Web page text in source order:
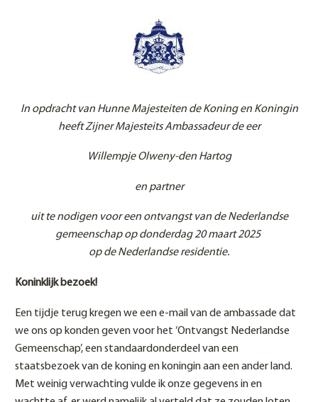
In opdracht van Hunne Majesteiten de Koning en Koningin
heeft Zijner Majesteits Ambassadeur de eer
Willempje Olweny-den Hartog
en partner
uit te nodigen voor een ontvangst van de Nederlandse
gemeenschap opdonderdag 20 maart 2025
op de Nederlandse residentie.
Koninklijk bezoek!
Een tijdje terug kregen we een e-mail van de ambassade dat
we ons op konden geven voor het ‘Ontvangst Nederlandse
Gemeenschap’, een standaardonderdeel van een
staatsbezoek van de koning en koningin aan een ander land.
Met weinig verwachting vulde ik onze gegevens in en